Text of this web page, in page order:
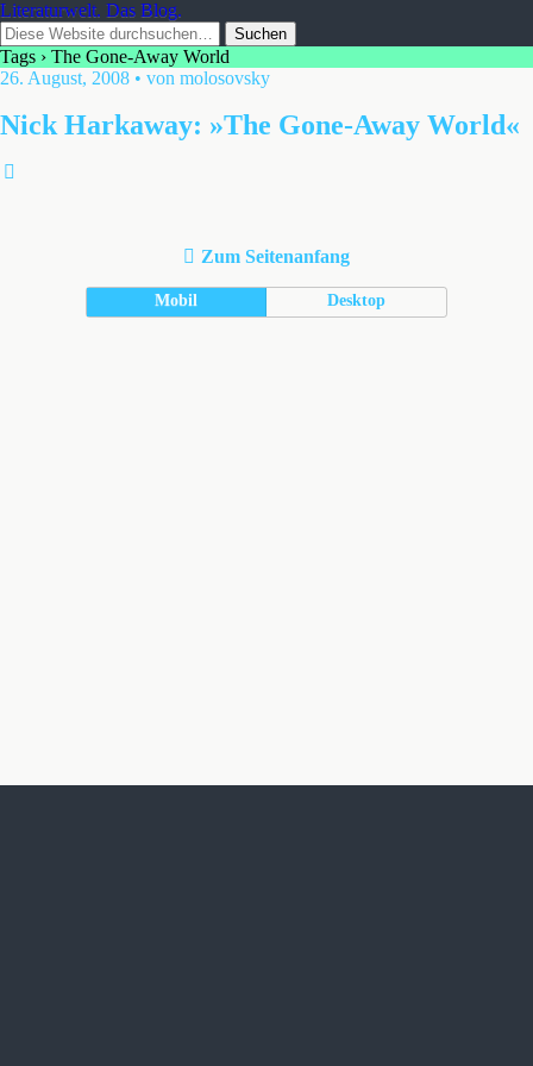
Literaturwelt. Das Blog.
Tags › The Gone-Away World
26. August, 2008 • von molosovsky
Nick Harkaway: »The Gone-Away World«
Zum Seitenanfang
Mobil Desktop